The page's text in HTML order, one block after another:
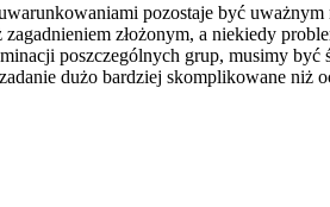
pozostaje być
złożonym, a niekiedy
poszczególnych grup, musimy być
dużo bardziej skomplikowane niż